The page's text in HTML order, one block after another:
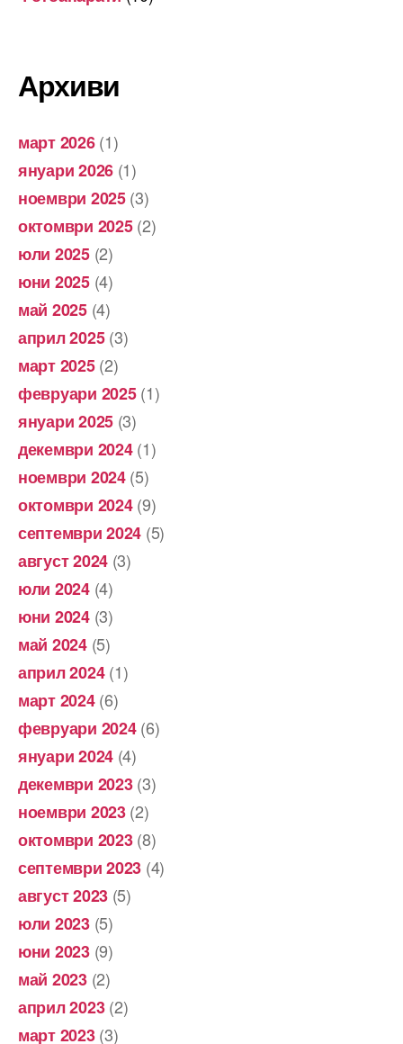
Архиви
март 2026(1)
януари 2026 (1)
ноември 2025(3)
октомври 2025(2)
юли 2025(2)
юни 2025(4)
май 2025(4)
април 2025(3)
март 2025(2)
февруари 2025(1)
януари 2025 (3)
декември 2024(1)
ноември 2024(5)
октомври 2024(9)
септември 2024 (5)
август 2024 (3)
юли 2024(4)
юни 2024(3)
май 2024(5)
април 2024(1)
март 2024(6)
февруари 2024(6)
януари 2024 (4)
декември 2023(3)
ноември 2023(2)
октомври 2023(8)
септември 2023 (4)
август 2023 (5)
юли 2023(5)
юни 2023(9)
май 2023(2)
април 2023(2)
март 2023(3)